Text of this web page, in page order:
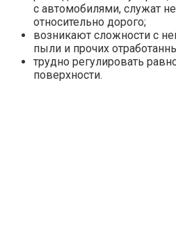
с автомобилями, служат
относительно дорого;
возникают сложности с
пыли и прочих
трудно регулировать
поверхности.